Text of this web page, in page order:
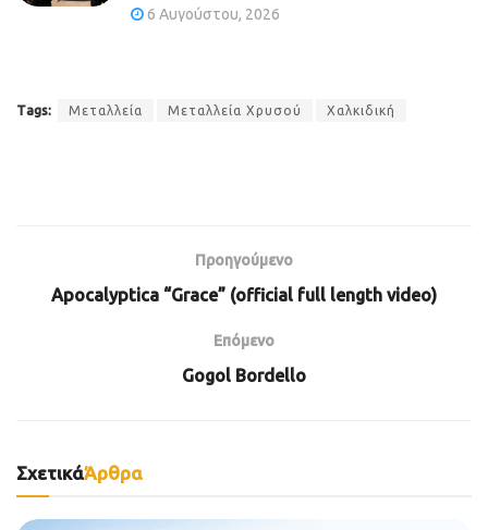
6 Αυγούστου, 2026
Tags: Μεταλλεία Μεταλλεία Χρυσού Χαλκιδική
Προηγούμενο
Apocalyptica “Grace” (official full length video)
Επόμενο
Gogol Bordello
ΣχετικάΆρθρα